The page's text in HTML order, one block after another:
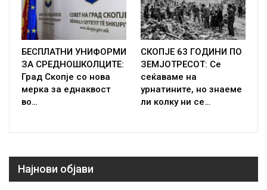
БЕСПЛАТНИ УНИФОРМИ
ЗА СРЕДНОШКОЛЦИТЕ:
Град Скопје со нова
мерка за еднаквост
во…
СКОПЈЕ 63 ГОДИНИ ПО
ЗЕМЈОТРЕСОТ: Се
сеќаваме на
урнатините, но знаеме
ли колку ни се…
Најнови објави